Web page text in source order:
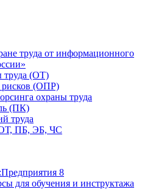
труда от информационного
труда (ОТ)
рисков (ОПР)
охраны труда
(ПК)
труда
ОТ, ПБ, ЭБ, ЧС
8
для обучения и инструктажа